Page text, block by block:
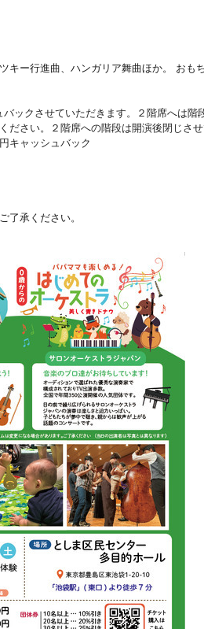
キー行進曲、ハンガリア舞曲ほか。 おも
ックさせていただきます。２階席へは階
ださい。２階席への階段は開演後閉じさ
キャッシュバック
了承ください。